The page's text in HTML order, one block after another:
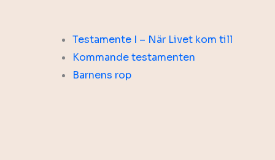
Testamente I – När Livet kom till
Kommande testamenten
Barnens rop